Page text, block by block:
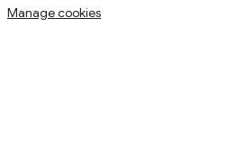
Manage cookies